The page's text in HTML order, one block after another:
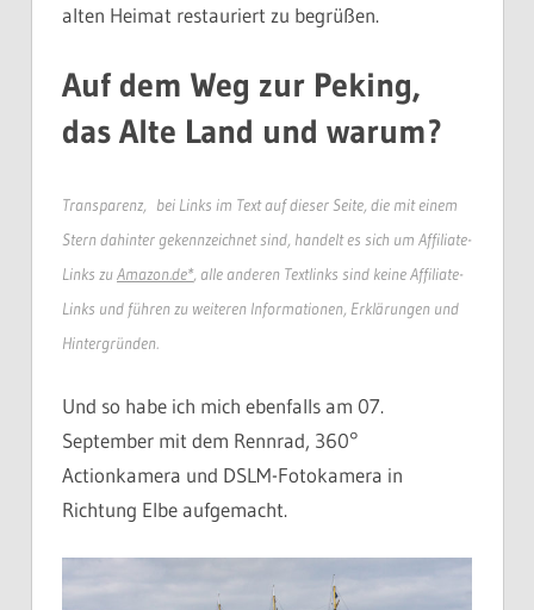
alten Heimat restauriert zu begrüßen.
Auf dem Weg zur Peking,
das Alte Land und warum?
Transparenz, bei Links im Text auf dieser Seite, die mit einem
Stern dahinter gekennzeichnet sind, handelt es sich um Affiliate-
Links zuAmazon.de*, alle anderen Textlinks sind keine Affiliate-
Links und führen zu weiteren Informationen, Erklärungen und
Hintergründen.
Und so habe ich mich ebenfalls am 07.
September mit dem Rennrad, 360°
Actionkamera und DSLM-Fotokamera in
Richtung Elbe aufgemacht.